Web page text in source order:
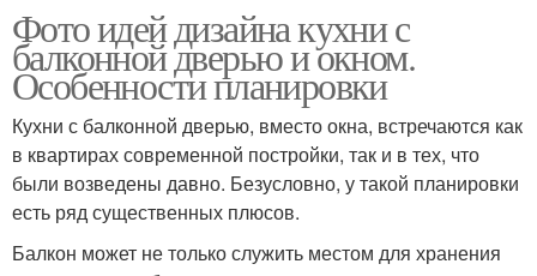
Фото идей дизайна кухни с
балконной дверью и окном.
Особенности планировки
Кухни с балконной дверью, вместо окна, встречаются как
в квартирах современной постройки, так и в тех, что
были возведены давно. Безусловно, у такой планировки
есть ряд существенных плюсов.
Балкон может не только служить местом для хранения